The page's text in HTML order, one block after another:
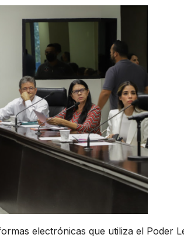
electrónicas que utiliza el Poder